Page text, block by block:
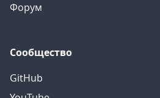
Форум
Сообщество
GitHub